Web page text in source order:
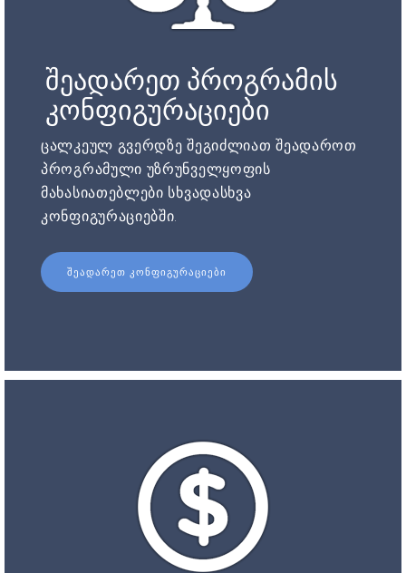
შეადარეთ პროგრამის
კონფიგურაციები
ცალკეულ გვერდზე შეგიძლიათ შეადაროთ
პროგრამული უზრუნველყოფის
მახასიათებლები სხვადასხვა
კონფიგურაციებში.
ᲨᲔᲐᲓᲐᲠᲔᲗ ᲙᲝᲜᲤᲘᲒᲣᲠᲐᲪᲘᲔᲑᲘ